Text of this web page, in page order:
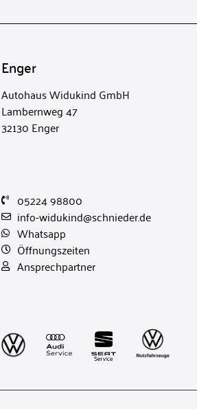
Enger
Autohaus Widukind GmbH
Lambernweg 47
32130 Enger
05224 98800
info-widukind@schnieder.de
Whatsapp
Öffnungszeiten
Ansprechpartner